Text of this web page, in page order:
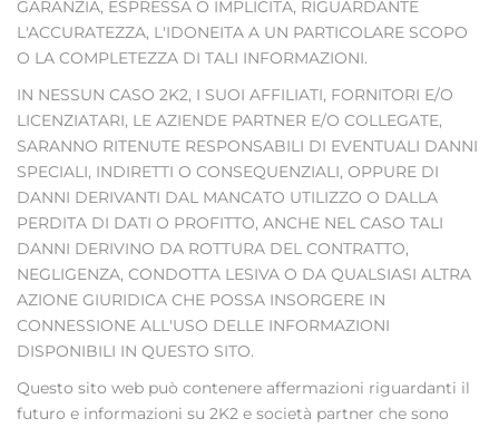
GARANZIA, ESPRESSA O IMPLICITA, RIGUARDANTE
L'ACCURATEZZA, L'IDONEITA A UN PARTICOLARE SCOPO
O LA COMPLETEZZA DI TALI INFORMAZIONI.
IN NESSUN CASO 2K2, I SUOI AFFILIATI, FORNITORI E/O
LICENZIATARI, LE AZIENDE PARTNER E/O COLLEGATE,
SARANNO RITENUTE RESPONSABILI DI EVENTUALI DANNI
SPECIALI, INDIRETTI O CONSEQUENZIALI, OPPURE DI
DANNI DERIVANTI DAL MANCATO UTILIZZO O DALLA
PERDITA DI DATI O PROFITTO, ANCHE NEL CASO TALI
DANNI DERIVINO DA ROTTURA DEL CONTRATTO,
NEGLIGENZA, CONDOTTA LESIVA O DA QUALSIASI ALTRA
AZIONE GIURIDICA CHE POSSA INSORGERE IN
CONNESSIONE ALL'USO DELLE INFORMAZIONI
DISPONIBILI IN QUESTO SITO.
Questo sito web può contenere affermazioni riguardanti il
futuro e informazioni su 2K2 e società partner che sono